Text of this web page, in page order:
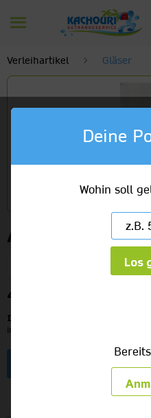
Verleihartikel Gläser
Altbier Gläser
4,99 €
Inhalt:
inkl. MwSt.
Artikel
Deine
Wohin soll
Los